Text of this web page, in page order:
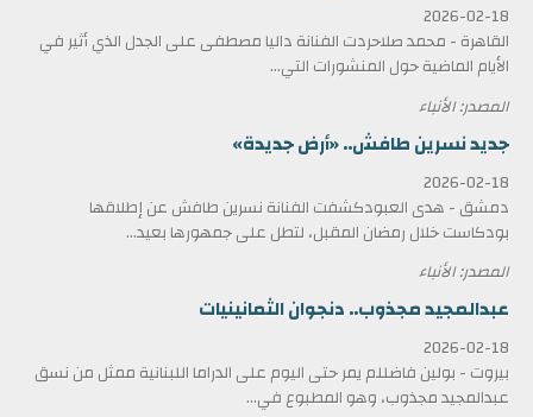
2026-02-18
القاهرة - محمد صلاحردت الفنانة داليا مصطفى على الجدل الذي أثير في
الأيام الماضية حول المنشورات التي...
المصدر: الأنباء
جديد نسرين طافش.. «أرض جديدة»
2026-02-18
دمشق - هدى العبودكشفت الفنانة نسرين طافش عن إطلاقها
بودكاست خلال رمضان المقبل، لتطل على جمهورها بعيد...
المصدر: الأنباء
عبدالمجيد مجذوب.. دنجوان الثمانينيات
2026-02-18
بيروت - بولين فاضللم يمر حتى اليوم على الدراما اللبنانية ممثل من نسق
عبدالمجيد مجذوب، وهو المطبوع في...